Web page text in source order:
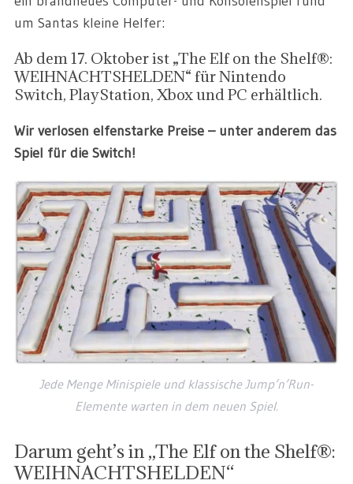
um Santas kleine Helfer:
Ab dem 17. Oktober ist „The Elf on the Shelf®:
WEIHNACHTSHELDEN“ für Nintendo
Switch, PlayStation, Xbox und PC erhältlich.
Wir verlosen elfenstarke Preise – unter anderem das
Spiel für die Switch!
Jede Menge Minispiele und klassische Jump’n’Run-
Elemente warten in dem neuen Spiel.
Darum geht’s in „The Elf on the Shelf®:
WEIHNACHTSHELDEN“